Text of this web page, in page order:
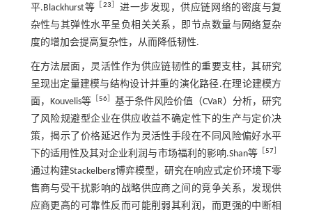
平.Blackhurst等
23
进一步发现，供应链网络的密度与复
杂性与其弹性水平呈负相关关系，即节点数量与网络复杂
度的增加会提高复杂性，从而降低韧性.
在方法层面，灵活性作为供应链韧性的重要支柱，其研究
呈现出定量建模与结构设计并重的演化路径.在理论建模方
面，Kouvelis等［ 56］ 基于条件风险价值（CVaR）分析，研究
了风险规避型企业在供应收益不确定性下的生产与定价决
策，揭示了价格延迟作为灵活性手段在不同风险偏好水平
下的适用性及其对企业利润与市场福利的影响.Shan等 ［57
通过构建Stackelberg博弈模型，研究在响应式定价环境下零
售商与受干扰影响的战略供应商之间的竞争关系，发现供
应商更高的可靠性反而可能削弱其利润，而更强的中断相